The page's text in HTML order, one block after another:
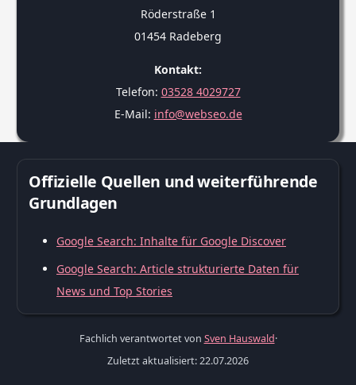
Röderstraße 1
01454 Radeberg
Kontakt:
Telefon: 03528 4029727
E-Mail: info@webseo.de
Offizielle Quellen und weiterführende
Grundlagen
Google Search: Inhalte für Google Discover
Google Search: Article strukturierte Daten für
News und Top Stories
Fachlich verantwortet von Sven Hauswald·
Zuletzt aktualisiert: 22.07.2026